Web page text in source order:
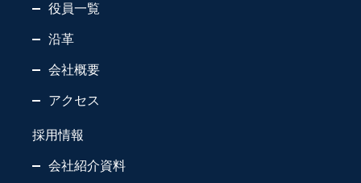
役員一覧
沿革
会社概要
アクセス
採用情報
会社紹介資料